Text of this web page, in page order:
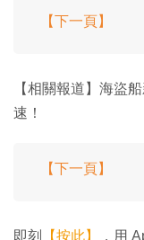
【下一頁】
【相關報道】海盜
速！
【下一頁】
即刻 【按此】 ，用